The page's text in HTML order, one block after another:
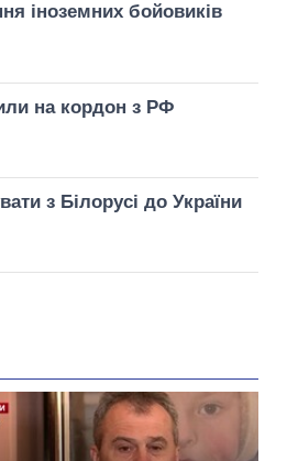
іноземних бойовиків
на кордон з РФ
з Білорусі до України